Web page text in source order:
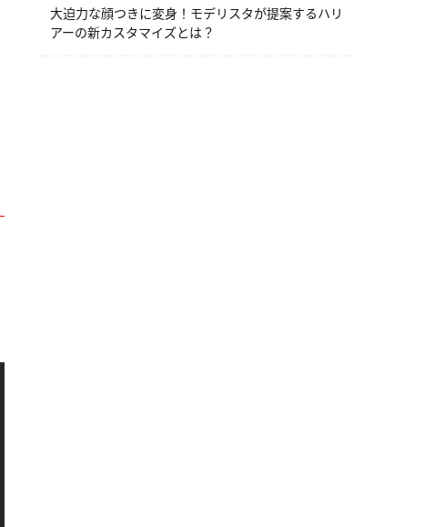
大迫力な顔つきに変身！モデリスタが提案するハリ
アーの新カスタマイズとは？